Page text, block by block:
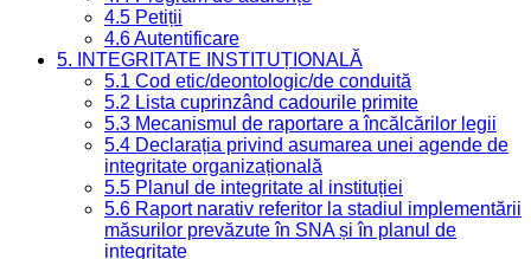
4.5 Petiții
4.6 Autentificare
5. INTEGRITATE INSTITUȚIONALĂ
5.1 Cod etic/deontologic/de conduită
5.2 Lista cuprinzând cadourile primite
5.3 Mecanismul de raportare a încălcărilor legii
5.4 Declarația privind asumarea unei agende de
integritate organizațională
5.5 Planul de integritate al instituției
5.6 Raport narativ referitor la stadiul implementării
măsurilor prevăzute în SNA și în planul de
integritate